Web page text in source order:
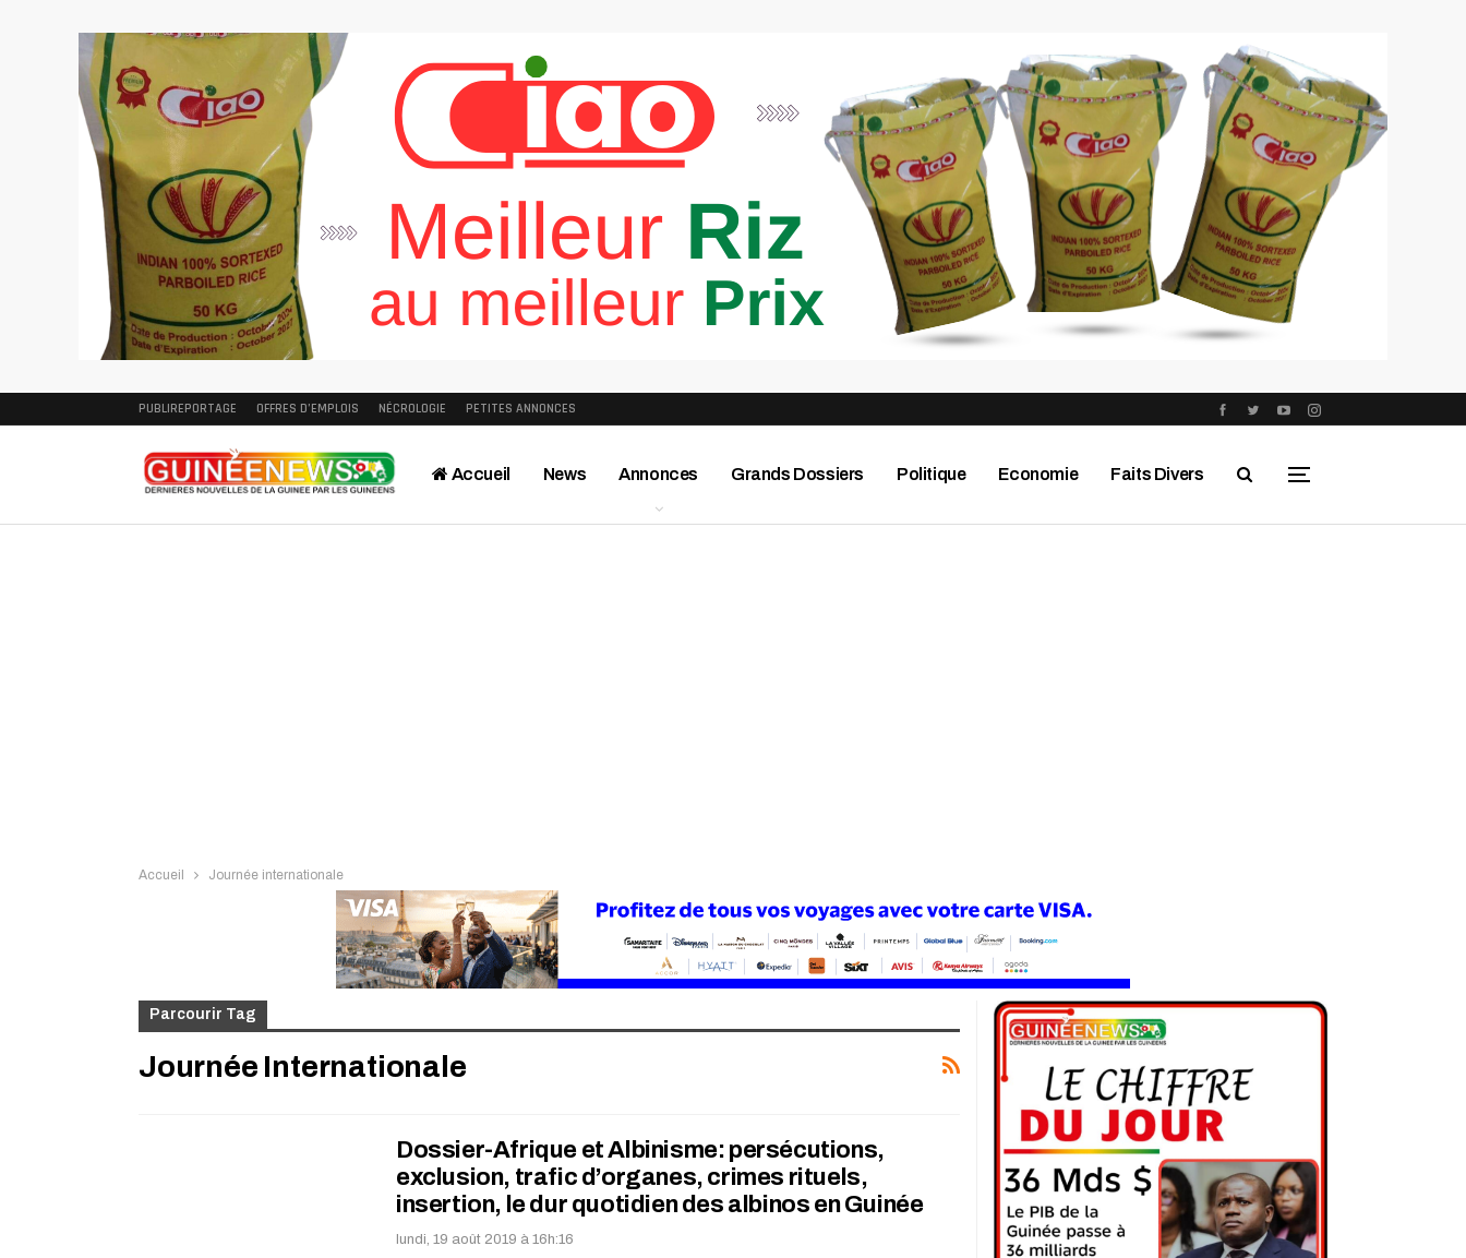
PUBLIREPORTAGE OFFRES D’EMPLOIS NÉCROLOGIE PETITES ANNONCES
Accueil News Annonces Grands Dossiers Politique Economie Faits Divers
Accueil Journée internationale
Parcourir Tag
Journée Internationale
Dossier-Afrique et Albinisme: persécutions,
exclusion, trafic d’organes, crimes rituels,
insertion, le dur quotidien des albinos en Guinée
lundi, 19 août 2019 à 16h:16